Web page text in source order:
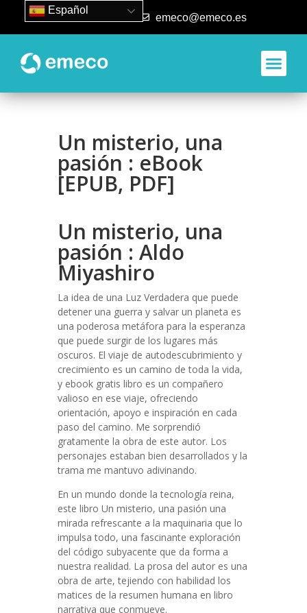
93 840 50 80 emeco@emeco.es
Un misterio, una
pasión : eBook
[EPUB, PDF]
Un misterio, una
pasión : Aldo
Miyashiro
La idea de una Luz Verdadera que puede
detener una guerra y salvar un planeta es
una poderosa metáfora para la esperanza
que puede surgir de los lugares más
oscuros. El viaje de autodescubrimiento y
crecimiento es un camino de toda la vida,
y ebook gratis libro es un compañero
valioso en ese viaje, ofreciendo
orientación, apoyo e inspiración en cada
paso del camino. Me sorprendió
gratamente la obra de este autor. Los
personajes estaban bien desarrollados y la
trama me mantuvo adivinando.
En un mundo donde la tecnología reina,
este libro Un misterio, una pasión una
mirada refrescante a la maquinaria que lo
impulsa todo, una fascinante exploración
del código subyacente que da forma a
nuestra realidad. La prosa del autor es una
obra de arte, tejiendo con habilidad los
matices de la resumen humana en libro
narrativa que conmueve.
Español